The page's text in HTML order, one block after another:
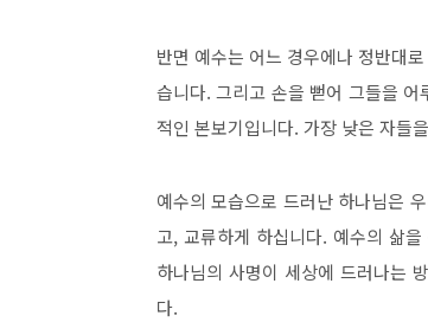
반면 예수는 어느 경우에나 정반대
습니다. 그리고 손을 뻗어 그들을
적인 본보기입니다. 가장 낮은 자들
예수의 모습으로 드러난 하나님은
고, 교류하게 하십니다. 예수의 삶
하나님의 사명이 세상에 드러나는
다.